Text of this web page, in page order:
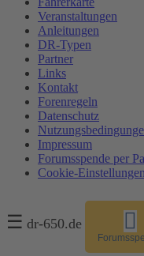
Veranstaltungen
Anleitungen
DR-Typen
Partner
Links
Kontakt
Forenregeln
Datenschutz
Impressum
Forumsspende per
Cookie-Einstellungen
☰ dr-650.de